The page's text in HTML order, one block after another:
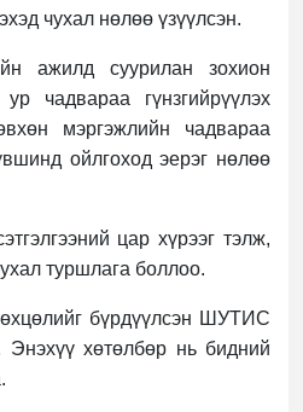
чухал нөлөө үзүүлсэн.
ажилд суурилан зохион
чадвараа гүнзгийрүүлэх
мэргэжлийн чадвараа
ойлгоход эерэг нөлөө
цар хүрээг тэлж,
туршлага боллоо.
бүрдүүлсэн ШУТИС
Энэхүү хөтөлбөр нь бидний